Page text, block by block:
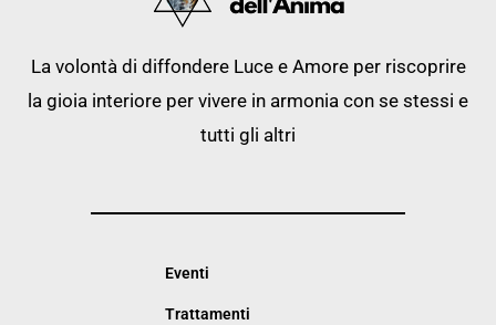
La volontà di diffondere Luce e Amore per riscoprire
la gioia interiore per vivere in armonia con se stessi e
tutti gli altri
Eventi
Trattamenti